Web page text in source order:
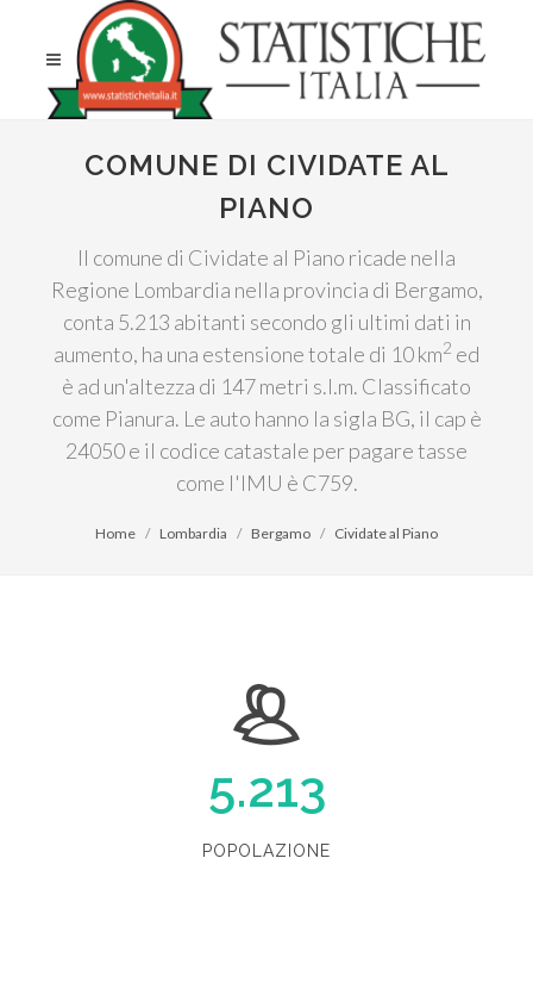
COMUNE DI CIVIDATE AL
PIANO
Il comune di Cividate al Piano ricade nella
Regione Lombardia nella provincia di Bergamo,
conta 5.213 abitanti secondo gli ultimi dati in
aumento, ha una estensione totale di 10 km2 ed
è ad un'altezza di 147 metri s.l.m. Classificato
come Pianura. Le auto hanno la sigla BG, il cap è
24050 e il codice catastale per pagare tasse
come l'IMU è C759.
Home Lombardia Bergamo Cividate al Piano
5.213
POPOLAZIONE